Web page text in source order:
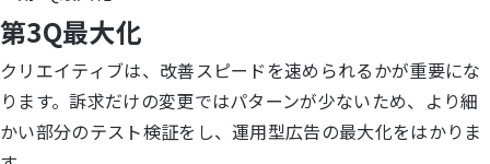
第3Q最大化
クリエイティブは、改善スピードを速められるかが重要にな
ります。訴求だけの変更ではパターンが少ないため、より細
かい部分のテスト検証をし、運用型広告の最大化をはかりま